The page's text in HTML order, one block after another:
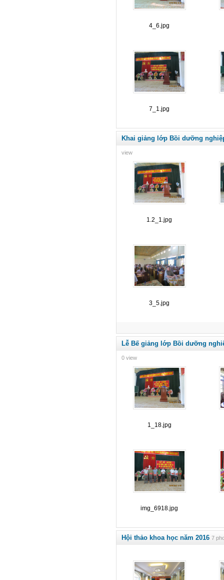
4_6.jpg
7_1.jpg
Khai giảng lớp Bồi dưỡng
view
1.2_1.jpg
3_5.jpg
Lễ Bế giảng lớp Bồi dưỡng
0 view
1_18.jpg
img_6918.jpg
Hội thảo khoa học năm 2016 7